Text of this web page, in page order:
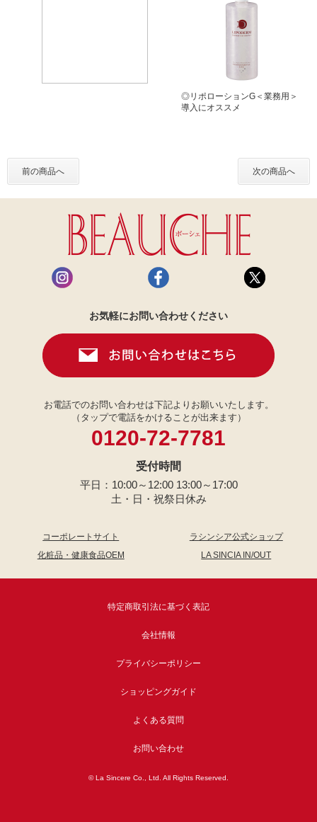
◎リポローションG＜業務用＞
導入にオススメ
前の商品へ 次の商品へ
お気軽にお問い合わせください
お電話でのお問い合わせは下記よりお願いいたします。
（タップで電話をかけることが出来ます）
0120-72-7781
受付時間
平日：10:00～12:00 13:00～17:00
土・日・祝祭日休み
コーポレートサイト
ラシンシア公式ショップ
化粧品・健康食品OEM
LA SINCIA IN/OUT
特定商取引法に基づく表記
会社情報
プライバシーポリシー
ショッピングガイド
よくある質問
お問い合わせ
© La Sincere Co., Ltd. All Rights Reserved.